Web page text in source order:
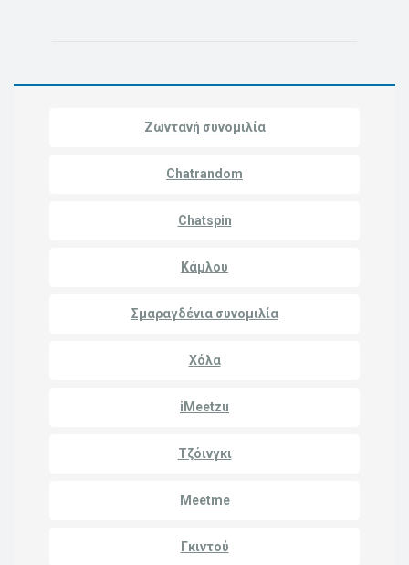
Ζωντανή συνομιλία
Chatrandom
Chatspin
Κάμλου
Σμαραγδένια συνομιλία
Χόλα
iMeetzu
Τζόινγκι
Meetme
Γκιντού